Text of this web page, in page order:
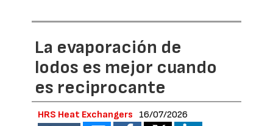
La evaporación de
lodos es mejor cuando
es reciprocante
HRS Heat Exchangers 16/07/2026